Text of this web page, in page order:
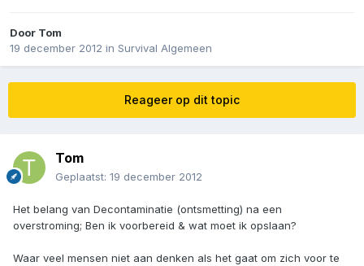
Door Tom
19 december 2012 in Survival Algemeen
Reageer op dit topic
Tom
Geplaatst: 19 december 2012
Het belang van Decontaminatie (ontsmetting) na een
overstroming; Ben ik voorbereid & wat moet ik opslaan?
Waar veel mensen niet aan denken als het gaat om zich voor te